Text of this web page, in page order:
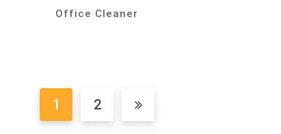
Office Cleaner
1 2